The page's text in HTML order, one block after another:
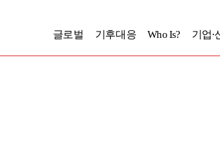
글로벌 기후대응 Who Is? 기업·